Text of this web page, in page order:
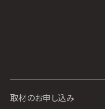
取材のお申し込み